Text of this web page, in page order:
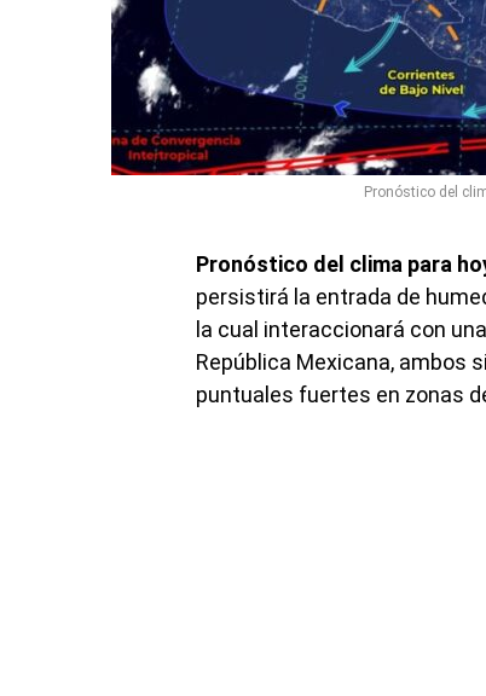
Pronóstico del
Pronóstico del clima para
persistirá la entrada de
la cual interaccionará con
República Mexicana, ambos
puntuales fuertes en zonas